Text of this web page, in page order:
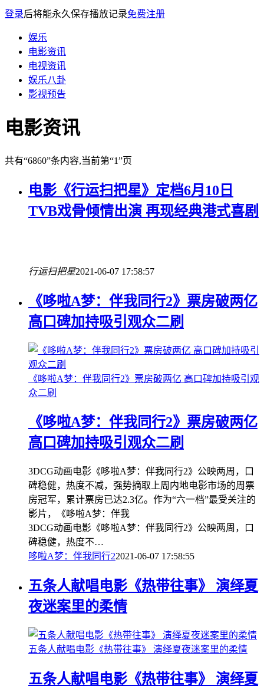
登录后将能永久保存播放记录免费注册
娱乐
电影资讯
电视资讯
娱乐八卦
影视预告
电影资讯
共有“6860”条内容,当前第“1”页
电影《行运扫把星》定档6月10日
TVB戏骨倾情出演 再现经典港式喜剧
行运扫把星2021-06-07 17:58:57
《哆啦A梦：伴我同行2》票房破两亿
高口碑加持吸引观众二刷
《哆啦A梦：伴我同行2》票房破两亿 高口碑加持吸引观
众二刷
《哆啦A梦：伴我同行2》票房破两亿
高口碑加持吸引观众二刷
3DCG动画电影《哆啦A梦：伴我同行2》公映两周，口
碑稳健，热度不减，强势摘取上周内地电影市场的周票
房冠军，累计票房已达2.3亿。作为“六一档”最受关注的
影片，《哆啦A梦：伴我
3DCG动画电影《哆啦A梦：伴我同行2》公映两周，口
碑稳健，热度不…
哆啦A梦：伴我同行22021-06-07 17:58:55
五条人献唱电影《热带往事》 演绎夏
夜迷案里的柔情
五条人献唱电影《热带往事》 演绎夏夜迷案里的柔情
五条人献唱电影《热带往事》 演绎夏